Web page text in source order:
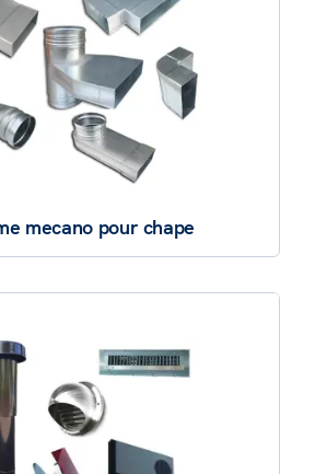
mecano pour chape